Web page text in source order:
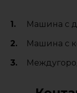
Машина с
Машина с